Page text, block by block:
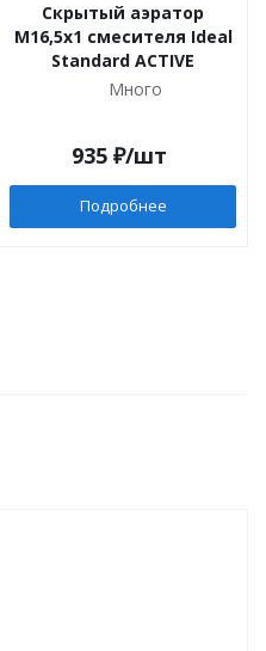
Скрытый аэратор
M16,5x1 смесителя Ideal
Standard ACTIVE
Много
935₽/шт
Подробнее